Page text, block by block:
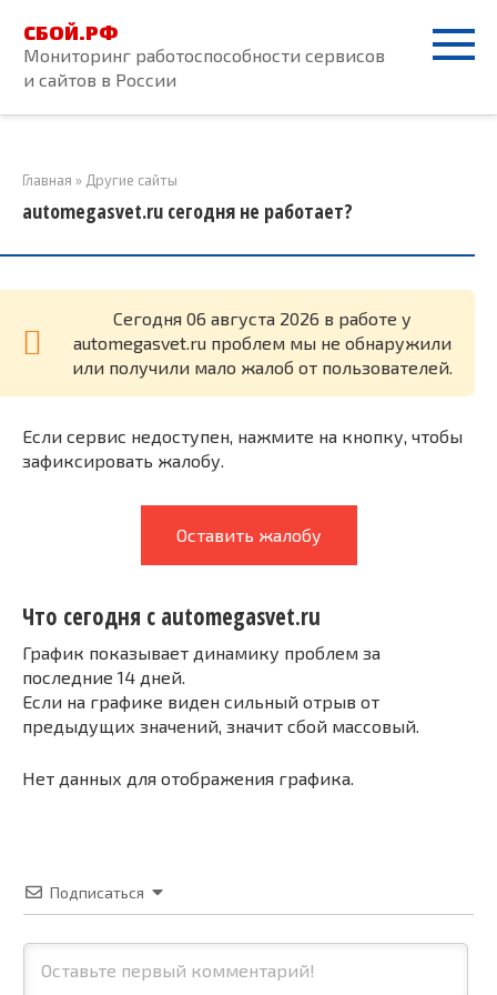
контенту
СБОЙ.РФ
Мониторинг работоспособности сервисов
и сайтов в России
Главная » Другие сайты
automegasvet.ru сегодня не работает?
Cегодня 06 августа 2026 в работе у
automegasvet.ru проблем мы не обнаружили
или получили мало жалоб от пользователей.
Если сервис недоступен, нажмите на кнопку, чтобы
зафиксировать жалобу.
Оставить жалобу
Что сегодня с automegasvet.ru
График показывает динамику проблем за
последние 14 дней.
Если на графике виден сильный отрыв от
предыдущих значений, значит сбой массовый.
Нет данных для отображения графика.
Подписаться